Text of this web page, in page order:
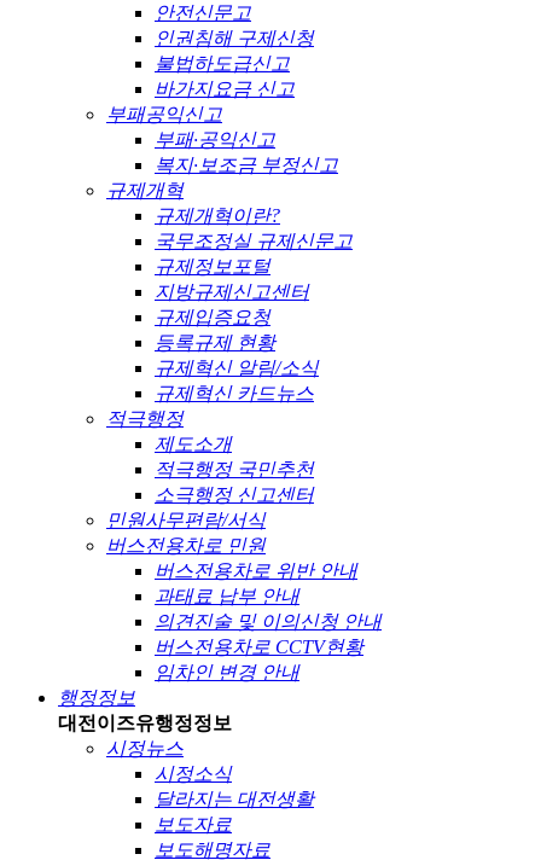
안전신문고
인권침해 구제신청
불법하도급신고
바가지요금 신고
부패공익신고
부패·공익신고
복지·보조금 부정신고
규제개혁
규제개혁이란?
국무조정실 규제신문고
규제정보포털
지방규제신고센터
규제입증요청
등록규제 현황
규제혁신 알림/소식
규제혁신 카드뉴스
적극행정
제도소개
적극행정 국민추천
소극행정 신고센터
민원사무편람/서식
버스전용차로 민원
버스전용차로 위반 안내
과태료 납부 안내
의견진술 및 이의신청 안내
버스전용차로 CCTV현황
임차인 변경 안내
행정정보
대전이즈유행정정보
시정뉴스
시정소식
달라지는 대전생활
보도자료
보도해명자료